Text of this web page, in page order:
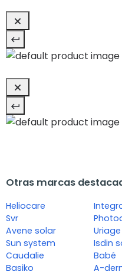
Otras marcas
Heliocare
Svr
Avene solar
Sun system
Caudalie
Basiko
Uriage
Isdin
Babé
A-